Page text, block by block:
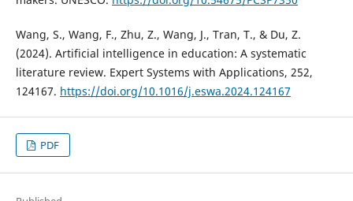
Wang, S., Wang, F., Zhu, Z., Wang, J., Tran, T., & Du, Z.
(2024). Artificial intelligence in education: A systematic
literature review. Expert Systems with Applications, 252,
124167. https://doi.org/10.1016/j.eswa.2024.124167
PDF